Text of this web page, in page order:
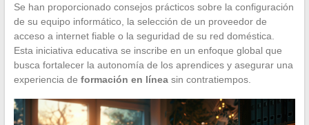
Se han proporcionado consejos prácticos sobre la configuración
de su equipo informático, la selección de un proveedor de
acceso a internet fiable o la seguridad de su red doméstica.
Esta iniciativa educativa se inscribe en un enfoque global que
busca fortalecer la autonomía de los aprendices y asegurar una
experiencia de formación en líneasin contratiempos.